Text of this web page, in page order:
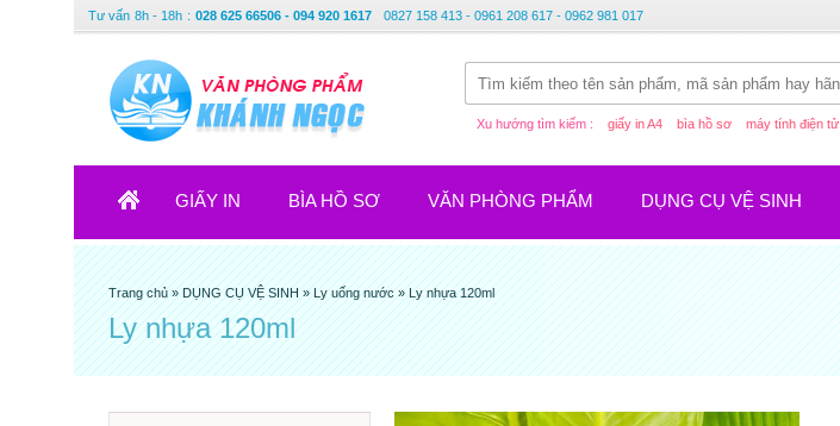
Tư vấn 8h - 18h : 028 625 66506 - 094 920 1617 0827 158 413 - 0961 208 617 - 0962 981 017
Xu hướng tìm kiếm : giấy in A4 bìa hồ sơ máy tính điện tử
GIẤY IN BÌA HỒ SƠ VĂN PHÒNG PHẨM DỤNG CỤ VỆ SINH
Trang chủ»DỤNG CỤ VỆ SINH»Ly uống nước»Ly nhựa 120ml
Ly nhựa 120ml